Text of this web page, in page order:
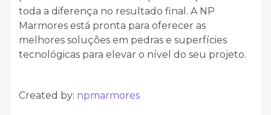
toda a diferença no resultado final. A NP
Marmores está pronta para oferecer as
melhores soluções em pedras e superfícies
tecnológicas para elevar o nível do seu projeto.
Created by: npmarmores